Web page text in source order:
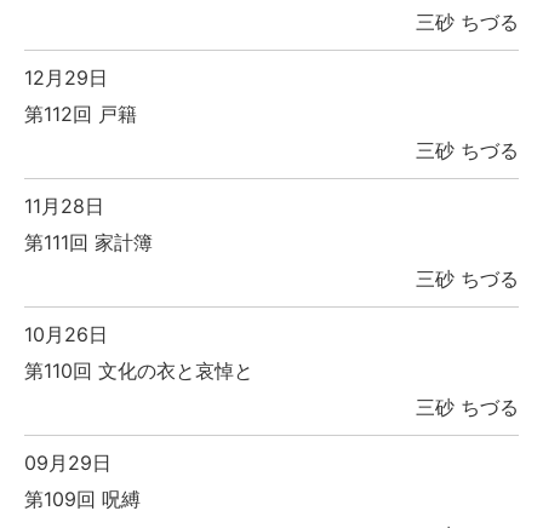
三砂 ちづる
12月29日
第112回 戸籍
三砂 ちづる
11月28日
第111回 家計簿
三砂 ちづる
10月26日
第110回 文化の衣と哀悼と
三砂 ちづる
09月29日
第109回 呪縛